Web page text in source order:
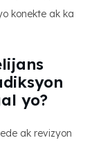
konekte ak ka
yo?
ak revizyon